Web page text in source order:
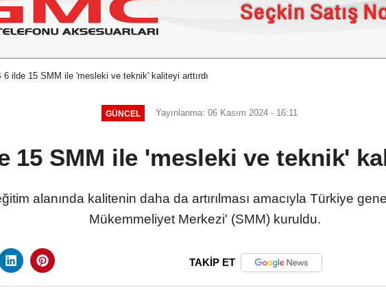
6 ilde 15 SMM ile 'mesleki ve teknik' kaliteyi arttırdı
GÜNCEL Yayınlanma: 06 Kasım 2024 - 16:11
15 SMM ile 'mesleki ve teknik'
alanında kalitenin daha da artırılması amacıyla Türkiye
Mükemmeliyet Merkezi' (SMM) kuruldu.
TAKİP ET